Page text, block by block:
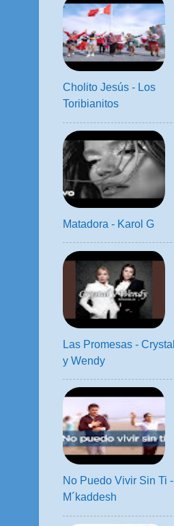
Cholito Jesús - Los
Toribianitos
Matadora - Karol G
Las Promesas - Crystal
y Wendy
No Puedo Vivir Sin Ti -
M´kaddesh